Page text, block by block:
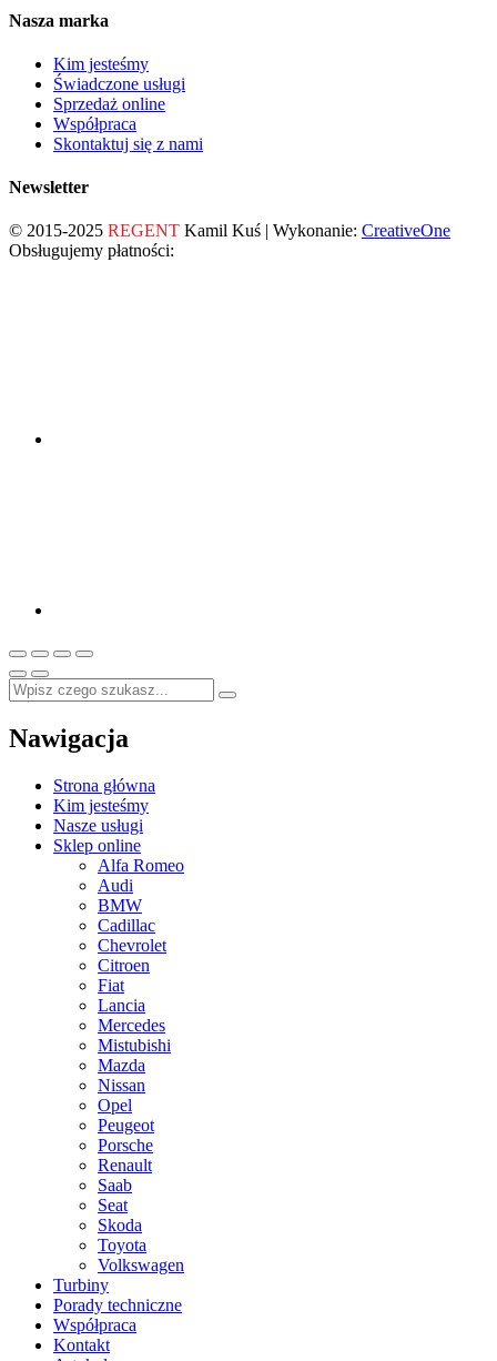
Nasza marka
Kim jesteśmy
Świadczone usługi
Sprzedaż online
Współpraca
Skontaktuj się z nami
Newsletter
© 2015-2025 REGENT Kamil Kuś | Wykonanie: CreativeOne
Obsługujemy płatności:
Nawigacja
Strona główna
Kim jesteśmy
Nasze usługi
Sklep online
Alfa Romeo
Audi
BMW
Cadillac
Chevrolet
Citroen
Fiat
Lancia
Mercedes
Mistubishi
Mazda
Nissan
Opel
Peugeot
Porsche
Renault
Saab
Seat
Skoda
Toyota
Volkswagen
Turbiny
Porady techniczne
Współpraca
Kontakt